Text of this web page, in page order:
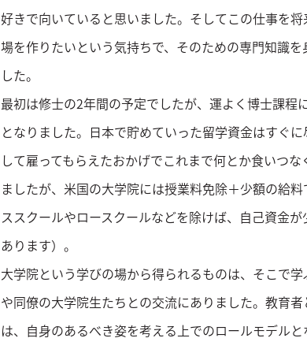
好きで向いていると思いました。そしてこの仕事を
場を作りたいという気持ちで、そのための専門知識
した。
最初は修士の2年間の予定でしたが、運よく博士課程
となりました。日本で貯めていった留学資金はすぐ
して雇ってもらえたおかげでこれまで何とか食いつ
ましたが、米国の大学院には授業料免除＋少額の給
ススクールやロースクールなどを除けば、自己資金
あります）。
大学院という学びの場から得られるものは、そこで
や同僚の大学院生たちとの交流にありました。教育
は、自身のあるべき姿を考える上でのロールモデル